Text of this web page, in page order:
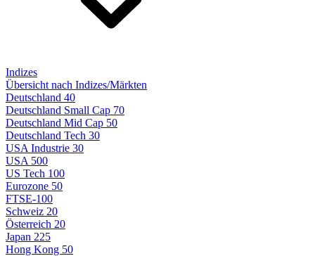
Indizes
Übersicht nach Indizes/Märkten
Deutschland 40
Deutschland Small Cap 70
Deutschland Mid Cap 50
Deutschland Tech 30
USA Industrie 30
USA 500
US Tech 100
Eurozone 50
FTSE-100
Schweiz 20
Österreich 20
Japan 225
Hong Kong 50